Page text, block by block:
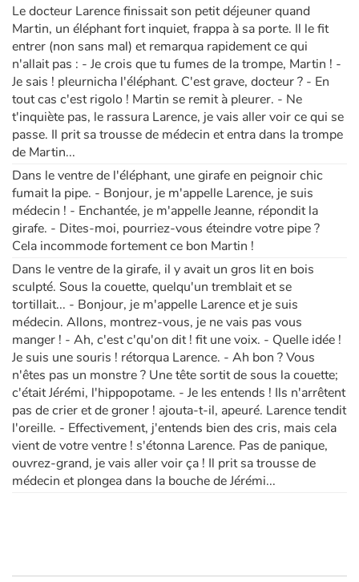
Blog
Actualités
Par thématique
Rencontres et témoignages
Contes d'ici et d'ailleurs
Autour de la lecture
Apprendre à lire
Livre audio
Activités et ateliers
Apprendre les langues
Dyslexie, troubles de la lecture
Nos listes de lecture
Le docteur Larence finissait son petit déjeuner quand
Martin, un éléphant fort inquiet, frappa à sa porte. Il le fit
entrer (non sans mal) et remarqua rapidement ce qui
n'allait pas : - Je crois que tu fumes de la trompe, Martin ! -
Je sais ! pleurnicha l'éléphant. C'est grave, docteur ? - En
tout cas c'est rigolo ! Martin se remit à pleurer. - Ne
t'inquiète pas, le rassura Larence, je vais aller voir ce qui se
passe. Il prit sa trousse de médecin et entra dans la trompe
de Martin...
Dans le ventre de l'éléphant, une girafe en peignoir chic
fumait la pipe. - Bonjour, je m'appelle Larence, je suis
médecin ! - Enchantée, je m'appelle Jeanne, répondit la
girafe. - Dites-moi, pourriez-vous éteindre votre pipe ?
Cela incommode fortement ce bon Martin !
Dans le ventre de la girafe, il y avait un gros lit en bois
sculpté. Sous la couette, quelqu'un tremblait et se
tortillait... - Bonjour, je m'appelle Larence et je suis
médecin. Allons, montrez-vous, je ne vais pas vous
manger ! - Ah, c'est c'qu'on dit ! fit une voix. - Quelle idée !
Je suis une souris ! rétorqua Larence. - Ah bon ? Vous
n'êtes pas un monstre ? Une tête sortit de sous la couette;
c'était Jérémi, l'hippopotame. - Je les entends ! Ils n'arrêtent
pas de crier et de groner ! ajouta-t-il, apeuré. Larence tendit
l'oreille. - Effectivement, j'entends bien des cris, mais cela
vient de votre ventre ! s'étonna Larence. Pas de panique,
ouvrez-grand, je vais aller voir ça ! Il prit sa trousse de
médecin et plongea dans la bouche de Jérémi...